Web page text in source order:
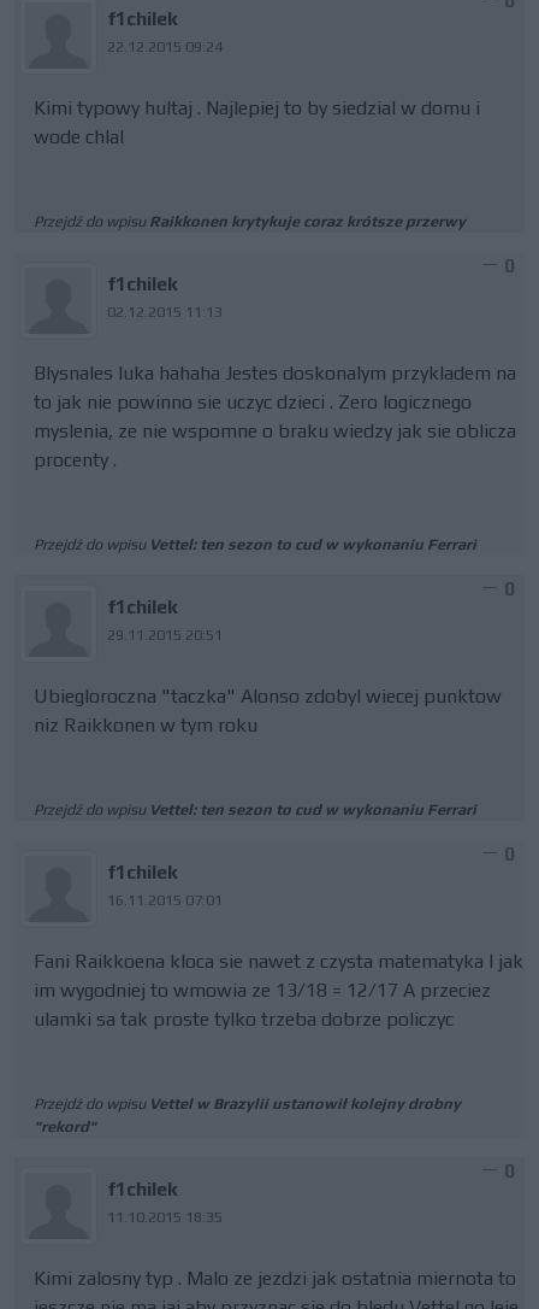
f1chilek
22.12.2015 09:24
Kimi typowy hultaj . Najlepiej to by siedzial w domu i
wode chlal
Przejdź do wpisu Raikkonen krytykuje coraz krótsze przerwy
f1chilek
02.12.2015 11:13
0
Blysnales luka hahaha Jestes doskonalym przykladem na
to jak nie powinno sie uczyc dzieci . Zero logicznego
myslenia, ze nie wspomne o braku wiedzy jak sie oblicza
procenty .
Przejdź do wpisu Vettel: ten sezon to cud w wykonaniu Ferrari
f1chilek
29.11.2015 20:51
0
Ubiegloroczna "taczka" Alonso zdobyl wiecej punktow
niz Raikkonen w tym roku
Przejdź do wpisu Vettel: ten sezon to cud w wykonaniu Ferrari
f1chilek
16.11.2015 07:01
0
Fani Raikkoena kloca sie nawet z czysta matematyka I jak
im wygodniej to wmowia ze 13/18 = 12/17 A przeciez
ulamki sa tak proste tylko trzeba dobrze policzyc
Przejdź do wpisu Vettel w Brazylii ustanowił kolejny drobny
"rekord"
f1chilek
11.10.2015 18:35
0
Kimi zalosny typ . Malo ze jezdzi jak ostatnia miernota to